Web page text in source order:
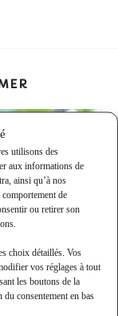
utilisons des
aux informations de
ainsi qu’à nos
de
ou retirer son
choix détaillés. Vos
vos réglages à tout
les boutons de la
consentement en bas